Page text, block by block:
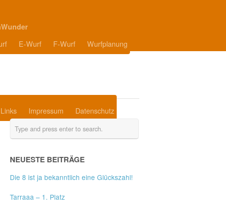
E-Wurf F-Wurf Wurfplanung
Links Impressum Datenschutz
NEUESTE BEITRÄGE
Die 8 ist ja bekanntlich eine Glückszahl!
Tarraaa – 1. Platz